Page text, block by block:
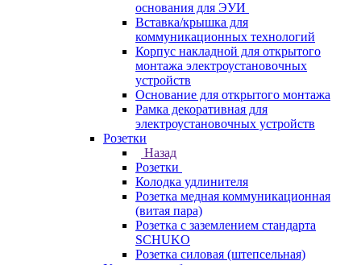
основания для ЭУИ
Вставка/крышка для
коммуникационных технологий
Корпус накладной для открытого
монтажа электроустановочных
устройств
Основание для открытого монтажа
Рамка декоративная для
электроустановочных устройств
Розетки
Назад
Розетки
Колодка удлинителя
Розетка медная коммуникационная
(витая пара)
Розетка с заземлением стандарта
SCHUKO
Розетка силовая (штепсельная)